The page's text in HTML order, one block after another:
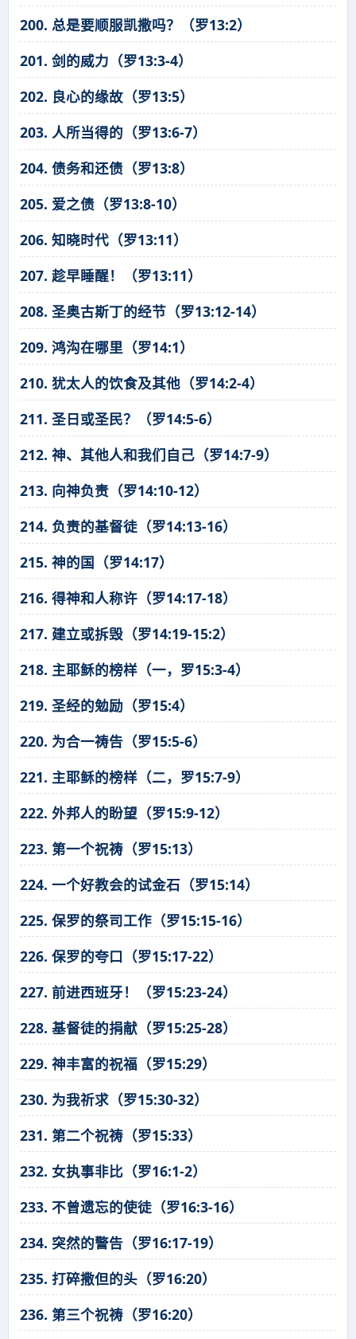
200. 总是要顺服凯撒吗？（罗13:2）
201. 剑的威力（罗13:3-4）
202. 良心的缘故（罗13:5）
203. 人所当得的（罗13:6-7）
204. 债务和还债（罗13:8）
205. 爱之债（罗13:8-10）
206. 知晓时代（罗13:11）
207. 趁早睡醒！（罗13:11）
208. 圣奥古斯丁的经节（罗13:12-14）
209. 鸿沟在哪里（罗14:1）
210. 犹太人的饮食及其他（罗14:2-4）
211. 圣日或圣民？（罗14:5-6）
212. 神、其他人和我们自己（罗14:7-9）
213. 向神负责（罗14:10-12）
214. 负责的基督徒（罗14:13-16）
215. 神的国（罗14:17）
216. 得神和人称许（罗14:17-18）
217. 建立或拆毁（罗14:19-15:2）
218. 主耶稣的榜样（一，罗15:3-4）
219. 圣经的勉励（罗15:4）
220. 为合一祷告（罗15:5-6）
221. 主耶稣的榜样（二，罗15:7-9）
222. 外邦人的盼望（罗15:9-12）
223. 第一个祝祷（罗15:13）
224. 一个好教会的试金石（罗15:14）
225. 保罗的祭司工作（罗15:15-16）
226. 保罗的夸口（罗15:17-22）
227. 前进西班牙！（罗15:23-24）
228. 基督徒的捐献（罗15:25-28）
229. 神丰富的祝福（罗15:29）
230. 为我祈求（罗15:30-32）
231. 第二个祝祷（罗15:33）
232. 女执事非比（罗16:1-2）
233. 不曾遗忘的使徒（罗16:3-16）
234. 突然的警告（罗16:17-19）
235. 打碎撒但的头（罗16:20）
236. 第三个祝祷（罗16:20）